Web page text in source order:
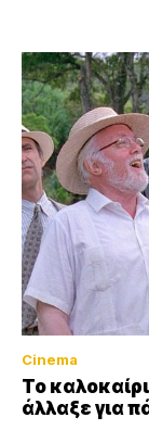
Cinema
Το
άλλαξε για